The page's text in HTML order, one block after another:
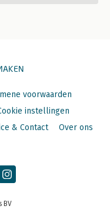
voorwaarden
instellingen
& Contact Over ons
BV